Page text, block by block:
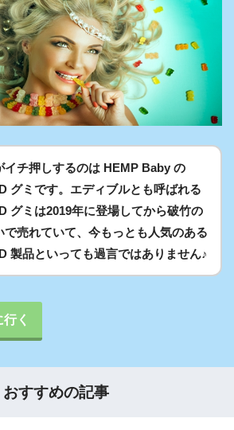
イチ押しするのは HEMP Baby の
グミです。エディブルとも呼ばれる
グミは2019年に登場してから破竹の
で売れていて、今もっとも人気のある
製品といっても過言ではありません♪
く
おすすめの記事